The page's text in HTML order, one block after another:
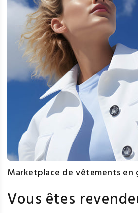
Marketplace de vêtements en
Vous êtes